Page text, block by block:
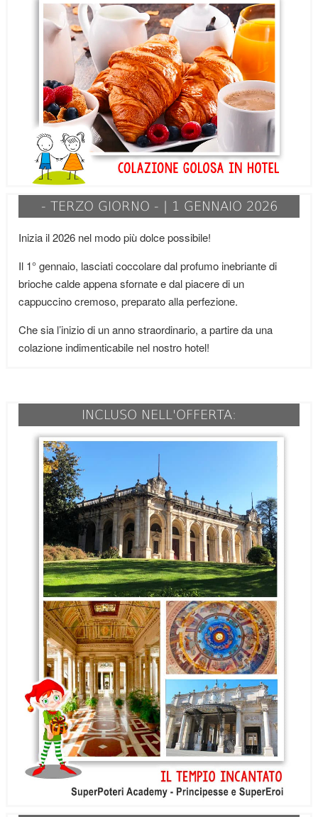
- TERZO GIORNO - | 1 GENNAIO 2026
Inizia il 2026 nel modo più dolce possibile!
Il 1° gennaio, lasciati coccolare dal profumo inebriante di
brioche calde appena sfornate e dal piacere di un
cappuccino cremoso, preparato alla perfezione.
Che sia l’inizio di un anno straordinario, a partire da una
colazione indimenticabile nel nostro hotel!
INCLUSO NELL'OFFERTA: